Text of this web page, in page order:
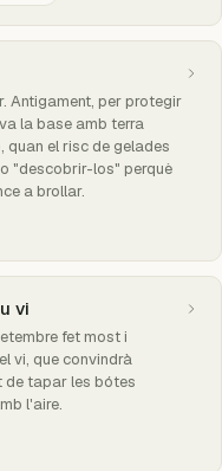
Antigament, per protegir
la base amb terra
quan el risc de gelades
"descobrir-los" perquè
a brollar.
vi
fet most i
vi, que convindrà
de tapar les bótes
l'aire.